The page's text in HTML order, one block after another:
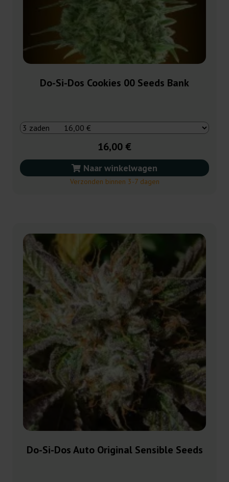
Do-Si-Dos Cookies 00 Seeds Bank
16,00 €
Naar winkelwagen
Verzonden binnen 3-7 dagen
Do-Si-Dos Auto Original Sensible Seeds